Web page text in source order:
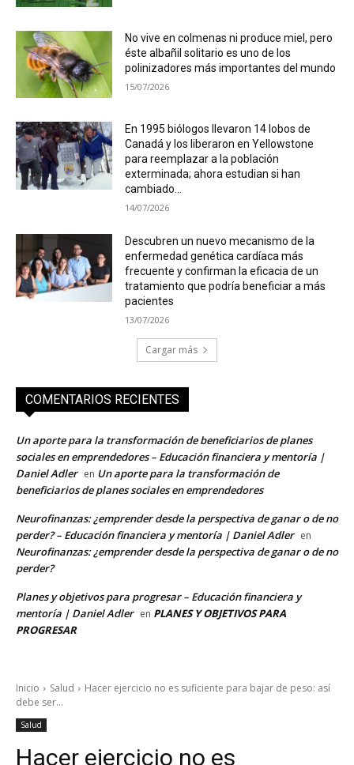
No vive en colmenas ni produce miel, pero
éste albañil solitario es uno de los
polinizadores más importantes del mundo
15/07/2026
En 1995 biólogos llevaron 14 lobos de
Canadá y los liberaron en Yellowstone
para reemplazar a la población
exterminada; ahora estudian si han
cambiado...
14/07/2026
Descubren un nuevo mecanismo de la
enfermedad genética cardíaca más
frecuente y confirman la eficacia de un
tratamiento que podría beneficiar a más
pacientes
13/07/2026
Cargar más
COMENTARIOS RECIENTES
Un aporte para la transformación de beneficiarios de planes
sociales en emprendedores – Educación financiera y mentoría |
Daniel Adler en Un aporte para la transformación de
beneficiarios de planes sociales en emprendedores
Neurofinanzas: ¿emprender desde la perspectiva de ganar o de no
perder? – Educación financiera y mentoría | Daniel Adler en
Neurofinanzas: ¿emprender desde la perspectiva de ganar o de no
perder?
Planes y objetivos para progresar – Educación financiera y
mentoría | Daniel Adler en PLANES Y OBJETIVOS PARA
PROGRESAR